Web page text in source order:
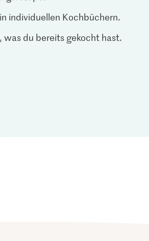
individuellen Kochbüchern.
was du bereits gekocht hast.